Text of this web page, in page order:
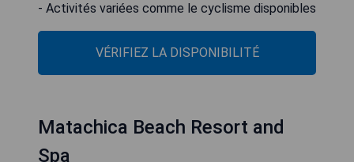
- Activités variées comme le cyclisme disponibles
VÉRIFIEZ LA DISPONIBILITÉ
Matachica Beach Resort and
Spa